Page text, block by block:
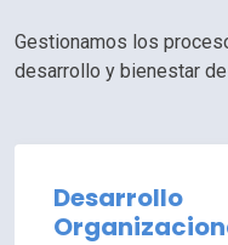
Gestionamos los
desarrollo y bienestar
Desarrollo